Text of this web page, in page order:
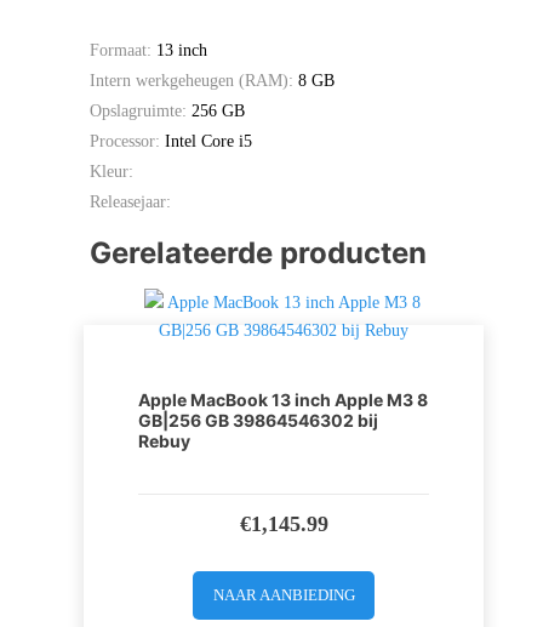
Formaat: 13 inch
Intern werkgeheugen (RAM): 8 GB
Opslagruimte: 256 GB
Processor: Intel Core i5
Kleur:
Releasejaar:
Gerelateerde producten
Apple MacBook 13 inch Apple M3 8
GB|256 GB 39864546302 bij
Rebuy
€1,145.99
NAAR AANBIEDING